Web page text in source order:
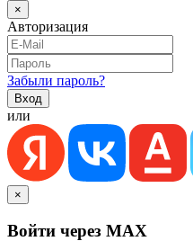
×
Авторизация
Забыли пароль?
или
×
Войти через MAX